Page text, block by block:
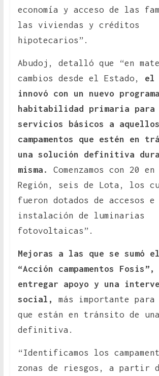
economía y acceso de las
las viviendas y créditos
hipotecarios”.
Abudoj, detalló que “en
cambios desde el Estado, el
innovó con un nuevo
habitabilidad primaria para
servicios básicos a aquellos
campamentos que estén en
una solución definitiva
misma.
Comenzamos con 20
Región, seis de Lota, los
fueron dotados de accesos e
instalación de luminarias
fotovoltaicas”.
Mejoras a las que se sumó
“Acción campamentos Fosis”,
entregar apoyo y una
social,
más importante
que están en tránsito de
definitiva.
“Identificamos los
zonas de riesgos, a partir